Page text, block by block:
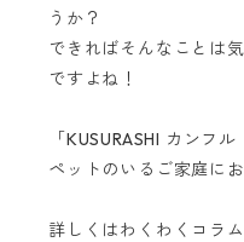
うか？
できればそんなことは
ですよね！
「KUSURASHI カンフ
ペットのいるご家庭に
詳しくはわくわくコラ